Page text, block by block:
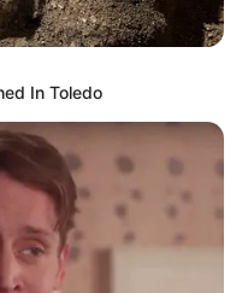
In Toledo